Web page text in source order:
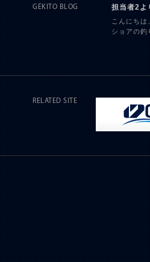
GEKITO BLOG 担当者2よ
こんにちは
ショアの
RELATED SITE